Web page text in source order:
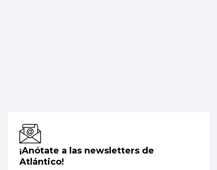
¡Anótate a las newsletters de
Atlántico!